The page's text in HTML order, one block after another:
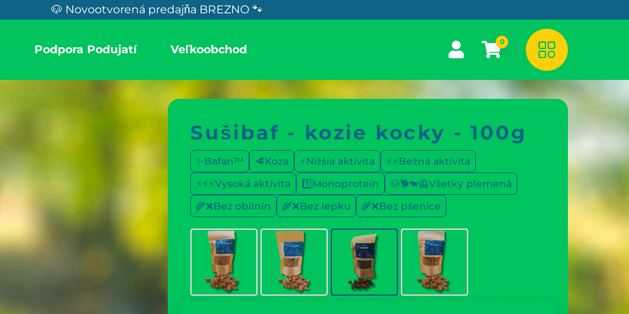
🐶 Novootvorená predajňa BREZNO 🐾
Podpora Podujatí Veľkoobchod
0
Sušibaf - kozie kocky - 100g
✨Bafan™ 🥩Koza ⚡Nižšia aktivita
⚡⚡Bežná aktivita
⚡⚡⚡Vysoká aktivita
1️⃣Monoproteín
🐶🐕🐕‍🦺Všetky plemená
🌾❌Bez obilnín
🌾❌Bez lepku 🌾❌Bez pšenice